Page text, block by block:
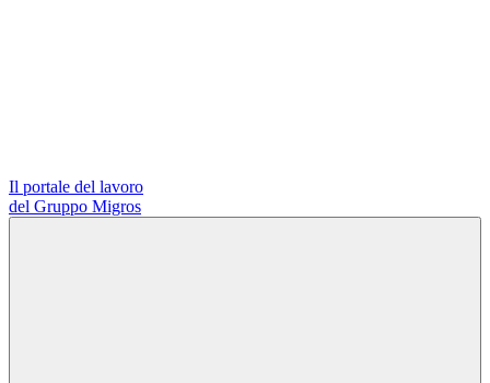
Il portale del lavoro
del Gruppo Migros